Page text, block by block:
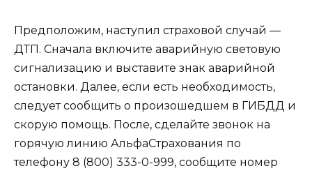
Предположим, наступил страховой случай —
ДТП. Сначала включите аварийную световую
сигнализацию и выставите знак аварийной
остановки. Далее, если есть необходимость,
следует сообщить о произошедшем в ГИБДД и
скорую помощь. После, сделайте звонок на
горячую линию АльфаСтрахования по
телефону 8 (800) 333-0-999, сообщите номер